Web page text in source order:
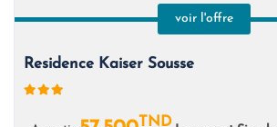
voir l'offre
Residence Kaiser Sousse
TND